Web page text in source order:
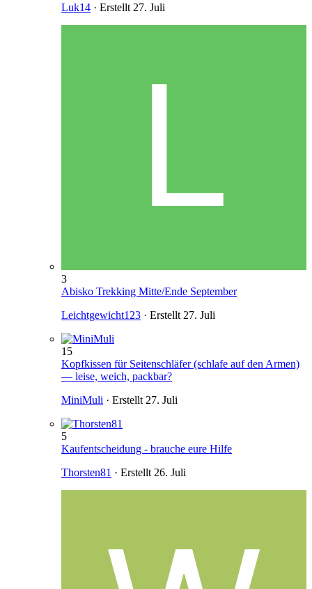
Luk14 · Erstellt 27. Juli
3
Abisko Trekking Mitte/Ende September
Leichtgewicht123 · Erstellt 27. Juli
15
Kopfkissen für Seitenschläfer (schlafe auf den Armen)
— leise, weich, packbar?
MiniMuli · Erstellt 27. Juli
5
Kaufentscheidung - brauche eure Hilfe
Thorsten81 · Erstellt 26. Juli